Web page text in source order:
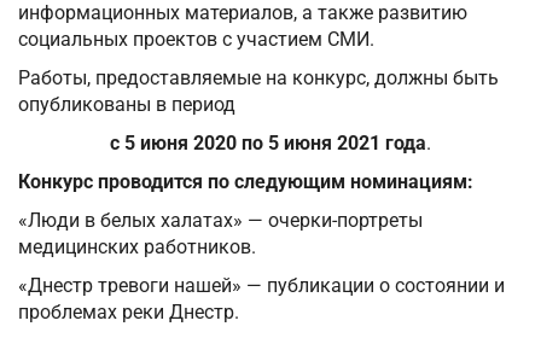
информационных материалов, а также развитию
социальных проектов с участием СМИ.
Работы, предоставляемые на конкурс, должны быть
опубликованы в период
с 5 июня 2020 по 5 июня 2021 года.
Конкурс проводится по следующим номинациям:
«Люди в белых халатах» — очерки-портреты
медицинских работников.
«Днестр тревоги нашей» — публикации о состоянии и
проблемах реки Днестр.